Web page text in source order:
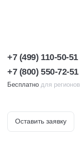
+7 (499) 110-50-51
+7 (800) 550-72-51
Бесплатно для регионов
Оставить заявку